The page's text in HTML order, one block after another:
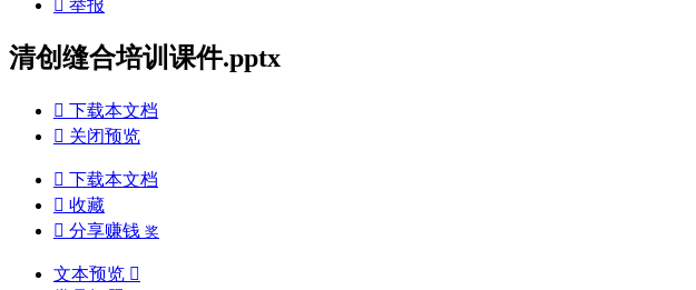
 举报
清创缝合培训课件.pptx
 下载本文档
 关闭预览
 下载本文档
 收藏
 分享赚钱 奖
文本预览 